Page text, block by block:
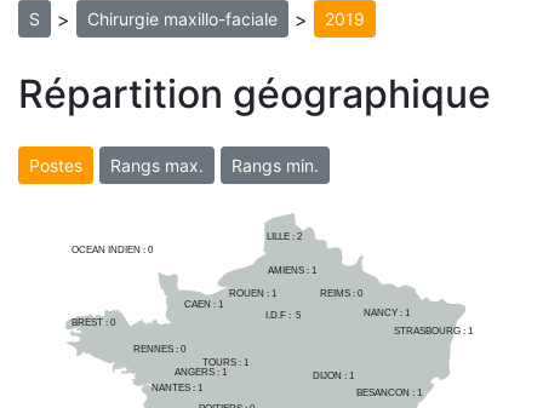
S > Chirurgie maxillo-faciale > 2019
Répartition géographique
Postes Rangs max. Rangs min.
AMIENS : 1
LILLE : 2
I.D.F : 5
ANGERS : 1
OCEAN INDIEN : 0
BESANCON : 1
BREST : 0
CAEN : 1
DIJON : 1
NANCY : 1
NANTES : 1
REIMS : 0
RENNES : 0
ROUEN : 1
STRASBOURG : 1
TOURS : 1